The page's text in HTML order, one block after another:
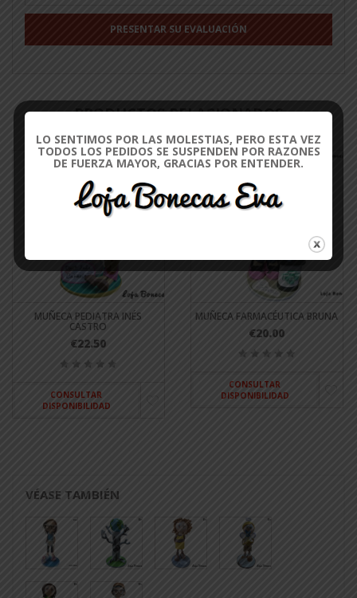
PRODUCTOS RELACIONADOS
MUÑECA PEDIATRA INÉS
CASTRO
€22.50
CONSULTAR
DISPONIBILIDAD
MUÑECA FARMACÉUTICA BRUNA
€20.00
CONSULTAR
DISPONIBILIDAD
VÉASE TAMBIÉN
LO SENTIMOS POR LAS MOLESTIAS, PERO ESTA VEZ
TODOS LOS PEDIDOS SE SUSPENDEN POR RAZONES
DE FUERZA MAYOR, GRACIAS POR ENTENDER.